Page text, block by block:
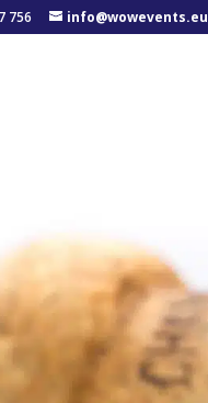
756 info@wowevents.eu